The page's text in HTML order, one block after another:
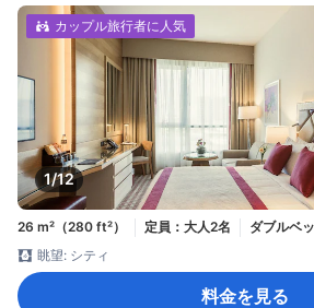
1/12
カップル旅行者に人気
26 m²（280 ft²） 定員：大人2名
ダブルベ
眺望: シティ
料金を見る